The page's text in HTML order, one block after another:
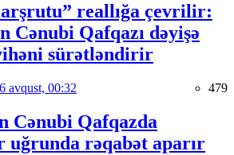
reallığa çevrilir:
Cənubi Qafqazı dəyişə
sürətləndirir
avqust, 00:32 479
Cənubi Qafqazda
rəqabət aparır